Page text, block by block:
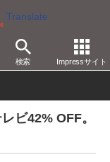
Translate
検索 Impressサイト
ビ42% OFF。